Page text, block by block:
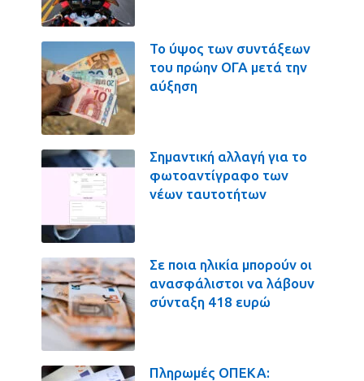
Το ύψος των συντάξεων
του πρώην ΟΓΑ μετά την
αύξηση
Σημαντική αλλαγή για το
φωτοαντίγραφο των
νέων ταυτοτήτων
Σε ποια ηλικία μπορούν οι
ανασφάλιστοι να λάβουν
σύνταξη 418 ευρώ
Πληρωμές ΟΠΕΚΑ: